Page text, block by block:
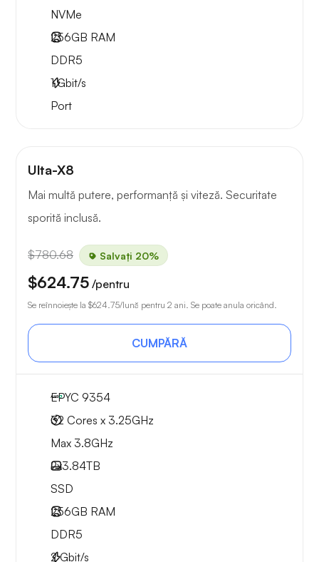
NVMe
256GB RAM
DDR5
1Gbit/s
Port
Ulta-X8
Mai multă putere, performanță și viteză. Securitate
sporită inclusă.
$780.68 Salvați 20%
$624.75 /pentru
Se reînnoiește la $624.75/lună pentru 2 ani. Se poate anula oricând.
CUMPĂRĂ
EPYC 9354
32 Cores x 3.25GHz
Max 3.8GHz
2x3.84TB
SSD
256GB RAM
DDR5
2Gbit/s